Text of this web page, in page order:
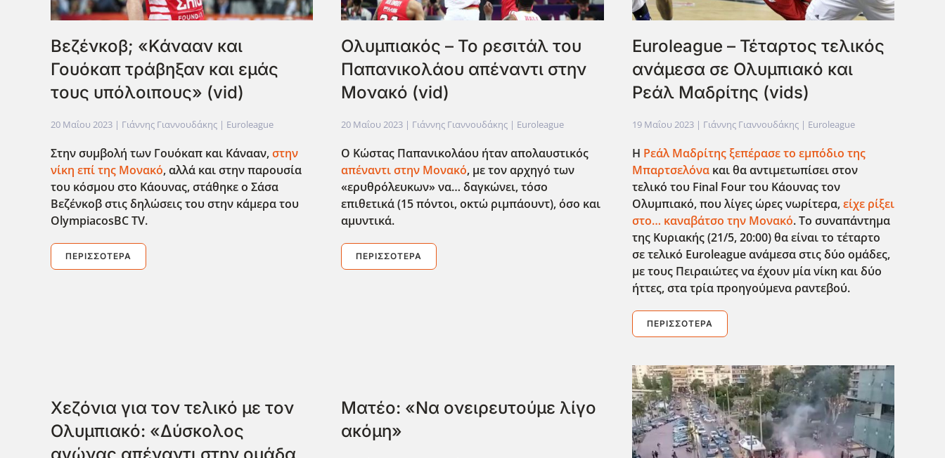
Βεζένκοβ; «Κάνααν και
Γουόκαπ τράβηξαν και εμάς
τους υπόλοιπους» (vid)
20 Μαΐου 2023 | Γιάννης Γιαννουδάκης | Euroleague
Στην συμβολή των Γουόκαπ και Κάνααν,στην
νίκη επί της Μονακό, αλλά και στην παρουσία
του κόσμου στο Κάουνας, στάθηκε ο Σάσα
Βεζένκοβ στις δηλώσεις του στην κάμερα του
OlympiacosBCTV.
ΠΕΡΙΣΣΌΤΕΡΑ
Ολυμπιακός – Το ρεσιτάλ του
Παπανικολάου απέναντι στην
Μονακό (vid)
20 Μαΐου 2023 | Γιάννης Γιαννουδάκης | Euroleague
Ο Κώστας Παπανικολάου ήταν απολαυστικός
απέναντι στην Μονακό, με τον αρχηγό των
«ερυθρόλευκων» να… δαγκώνει, τόσο
επιθετικά (15 πόντοι, οκτώ ριμπάουντ), όσο και
αμυντικά.
ΠΕΡΙΣΣΌΤΕΡΑ
Euroleague – Τέταρτος τελικός
ανάμεσα σε Ολυμπιακό και
Ρεάλ Μαδρίτης (vids)
19 Μαΐου 2023| Γιάννης Γιαννουδάκης | Euroleague
Η Ρεάλ Μαδρίτης ξεπέρασε το εμπόδιο της
Μπαρτσελόνακαι θα αντιμετωπίσει στον
τελικό του FinalFourτου Κάουνας τον
Ολυμπιακό, που λίγες ώρες νωρίτερα,είχε ρίξει
στο… καναβάτσο την Μονακό. Το συναπάντημα
της Κυριακής (21/5, 20:00) θα είναι το τέταρτο
σε τελικό Euroleagueανάμεσα στις δύο ομάδες,
με τους Πειραιώτες να έχουν μία νίκη και δύο
ήττες, στα τρία προηγούμενα ραντεβού.
ΠΕΡΙΣΣΌΤΕΡΑ
Xεζόνια για τον τελικό με τον
Ολυμπιακό: «Δύσκολος
Ματέο: «Να ονειρευτούμε λίγο
ακόμη»